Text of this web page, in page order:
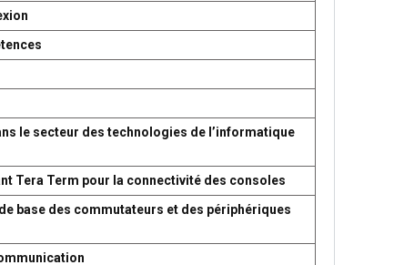
le secteur des technologies de l’informatique
Tera Term pour la connectivité des consoles
base des commutateurs et des périphériques